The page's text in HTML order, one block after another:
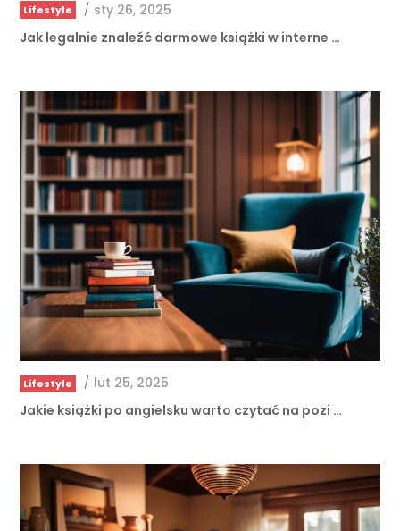
Jak legalnie znaleźć darmowe książki w interne …
Lifestyle / lut 25, 2025
Jakie książki po angielsku warto czytać na pozi …